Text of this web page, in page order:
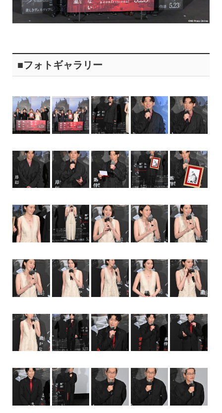
■フォトギャラリー